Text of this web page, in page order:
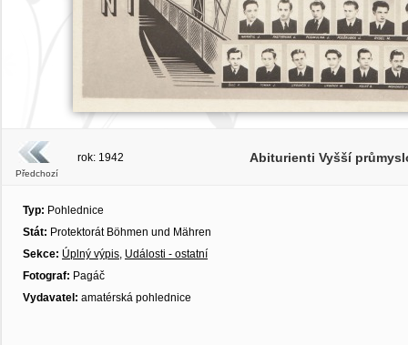
Předchozí
rok: 1942 Abiturienti Vyšší
Typ: Pohlednice
Stát: Protektorát Böhmen und Mähren
Sekce: Úplný výpis, Události - ostatní
Fotograf: Pagáč
Vydavatel: amatérská pohlednice